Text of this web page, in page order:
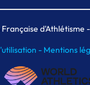
Meeting de Paris
MAIF Ekiden de Paris
d'Athlétisme -
- Mentions